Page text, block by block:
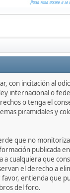
con incitación al
internacional o
o tenga el
piramidales y
que no
publicada
cualquiera que
el derecho a
entienda que
del foro.